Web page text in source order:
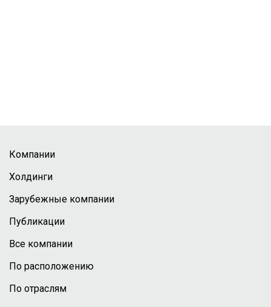
Компании
Холдинги
Зарубежные компании
Публикации
Все компании
По расположению
По отраслям